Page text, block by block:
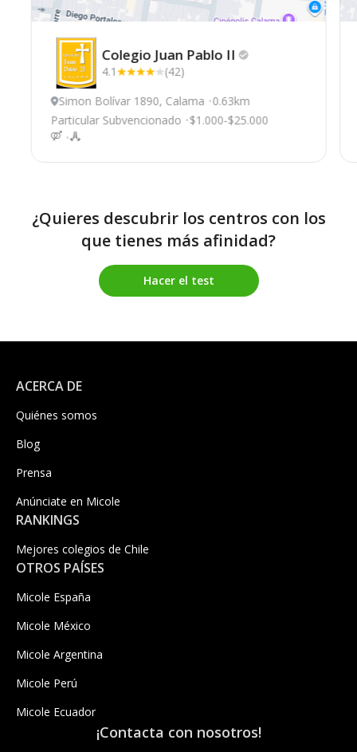
Colegio Juan Pablo II
4.1
(42)
Simon Bolívar 1890, Calama 0.63km
Particular Subvencionado $1.000-$25.000
¿Quieres descubrir los centros con los
que tienes más afinidad?
Hacer el test
ACERCA DE
Quiénes somos
Blog
Prensa
Anúnciate en Micole
RANKINGS
Mejores colegios de Chile
OTROS PAÍSES
Micole España
Micole México
Micole Argentina
Micole Perú
Micole Ecuador
¡Contacta con nosotros!